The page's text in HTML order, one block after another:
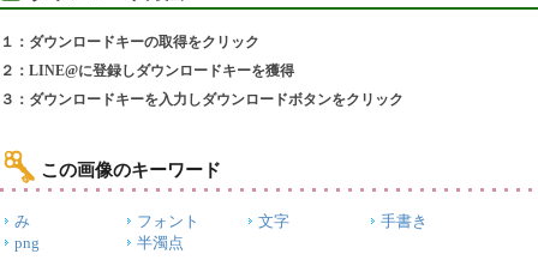
１：ダウンロードキーの取得をクリック
２：LINE@に登録しダウンロードキーを獲得
３：ダウンロードキーを入力しダウンロードボタンをクリック
この画像のキーワード
み フォント 文字
手書き
png
半濁点